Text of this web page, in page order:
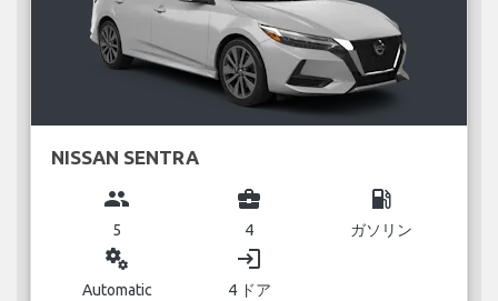
NISSAN SENTRA
group
5
business_center
4
local_gas_station
ガソリン
miscellaneous_services
Automatic
login
4 ドア